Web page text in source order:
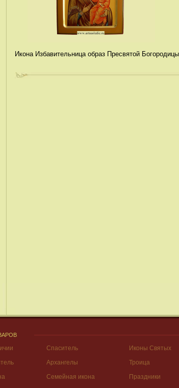
Икона Избавительница образ Пресвятой
Спаситель Иконы Святых
Архангелы Троица
Семейная икона Праздники